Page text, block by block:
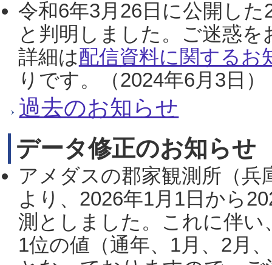
令和6年3月26日に公開し
と判明しました。ご迷惑
詳細は配信資料に関するお
りです。（2024年6月3日）
過去のお知らせ
データ修正のお知らせ
アメダスの郡家観測所（
より、2026年1月1日から
測としました。これに伴い
1位の値（通年、1月、2月